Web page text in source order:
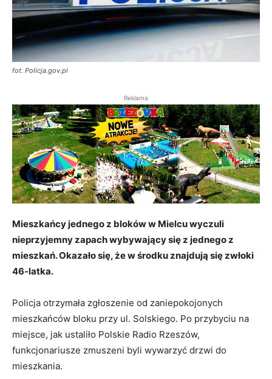
fot. Policja.gov.pl
Reklama
Mieszkańcy jednego z bloków w Mielcu wyczuli
nieprzyjemny zapach wybywający się z jednego z
mieszkań. Okazało się, że w środku znajdują się zwłoki
46-latka.
Policja otrzymała zgłoszenie od zaniepokojonych
mieszkańców bloku przy ul. Solskiego. Po przybyciu na
miejsce, jak ustaliło Polskie Radio Rzeszów,
funkcjonariusze zmuszeni byli wywarzyć drzwi do
mieszkania.